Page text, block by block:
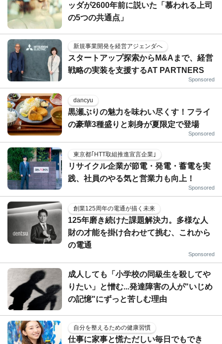
ッダが2600年前に説いた「慕われる上司
の5つの共通点」
新規事業開発を経営アジェンダへ
スタートアップ探索からM&Aまで、経営
戦略の実装を支援するAT PARTNERS
Sponsored
dancyu
黒瀬ぶりの魅力を味わい尽くす！フライ
の豪華3種盛りと刺身が夏限定で登場
Sponsored
東京都｢HTT取組推進宣言企業｣
リサイクル企業が節電・発電・蓄電を実
践、社員のやる気と営業力も向上！
Sponsored
創業125周年の電通が描く未来
125年磨き続けた課題解決力。多様な人
財の才能を掛け合わせて挑む、これから
の電通
Sponsored
成人しても「小学校の同級生を殺してや
りたい」と憎む...発達障害の人が"いじめ
の記憶"にずっと苦しむ理由
自分を整えるための健康習慣
仕事に家事と慌ただしい毎日でもでき